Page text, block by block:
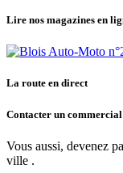
Lire nos magazines en
La route en direct
Contacter un commercial
Vous aussi, devenez
ville .